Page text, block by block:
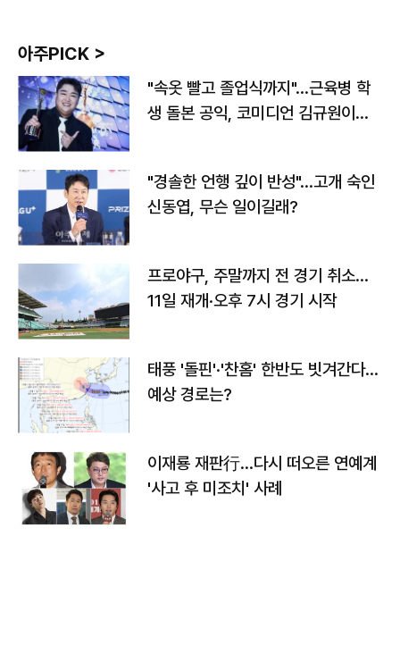
아주PICK >
"속옷 빨고 졸업식까지"…근육병 학
생 돌본 공익, 코미디언 김규원이었
"경솔한 언행 깊이 반성"…고개 숙인
신동엽, 무슨 일이길래?
프로야구, 주말까지 전 경기 취소…
11일 재개·오후 7시 경기 시작
태풍 '돌핀'·'찬홈' 한반도 빗겨간다…
예상 경로는?
이재룡 재판行…다시 떠오른 연예계
'사고 후 미조치' 사례